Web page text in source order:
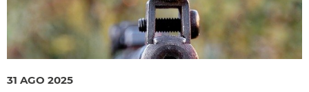
31 AGO 2025